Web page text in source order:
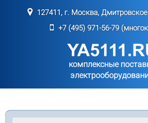
127411, г. Москва,
+7 (495) 971-56-79
комплексные